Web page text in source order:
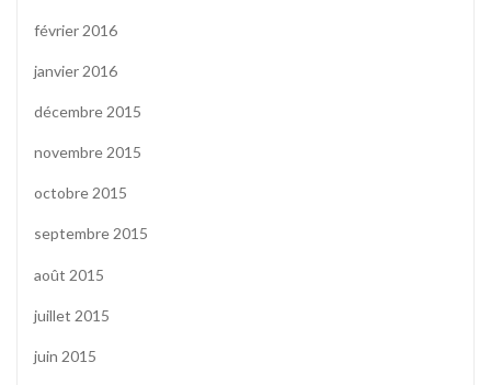
février 2016
janvier 2016
décembre 2015
novembre 2015
octobre 2015
septembre 2015
août 2015
juillet 2015
juin 2015